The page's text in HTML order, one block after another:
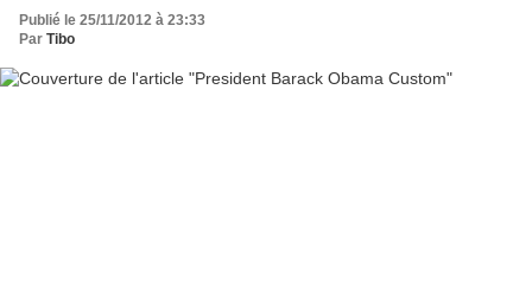
Publié le 25/11/2012 à 23:33
Par Tibo